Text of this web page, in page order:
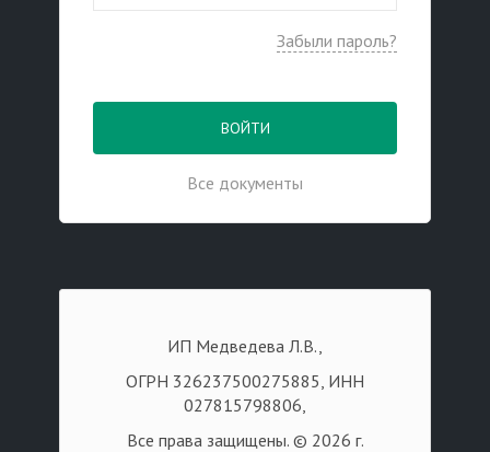
Забыли пароль?
ВОЙТИ
Все документы
ИП Медведева Л.В.,
ОГРН 326237500275885, ИНН
027815798806,
Все права защищены. © 2026 г.